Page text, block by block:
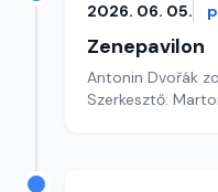
2026. 06. 05.
Zenepavilon
Antonin Dvořák
Szerkesztő: